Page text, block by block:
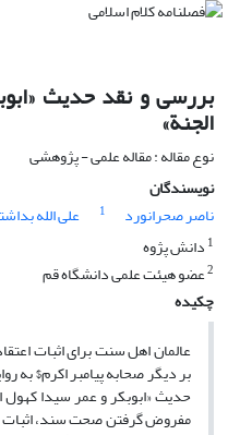
بررسی و نقد حدیث
الجنة»
نوع مقاله : مقاله علمی - پژوهشی
نویسندگان
ناصر صحرانورد
1 علی الله
1 دانش پژوه
2عضو هیئت علمی دانشگاه قم
چکیده
عالمان اهل سنت برای اثبات
حدیث «ابوبکر و عمر سیدا